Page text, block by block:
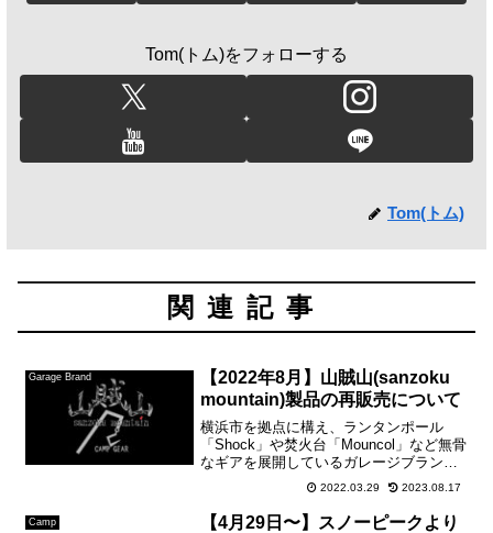
Tom(トム)をフォローする
Tom(トム)
関連記事
Garage Brand
【2022年8月】山賊山(sanzoku
mountain)製品の再販売について
横浜市を拠点に構え、ランタンポール
「Shock」や焚火台「Mouncol」など無骨
なギアを展開しているガレージブランド
「山賊山（sanzoku mountain）」の再販
売についてこちらのブログでまとめさせ
て頂きます。【sanzokumou...
2022.03.29 2023.08.17
Camp
【4月29日〜】スノーピークより